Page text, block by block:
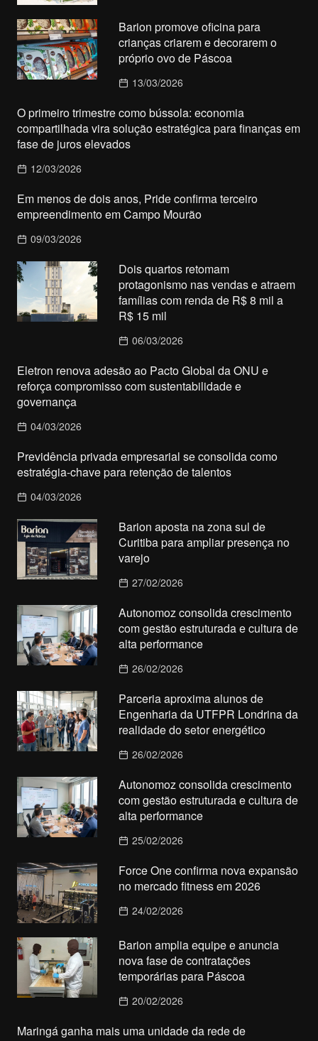
Barion promove oficina para
crianças criarem e decorarem o
próprio ovo de Páscoa
13/03/2026
O primeiro trimestre como bússola: economia
compartilhada vira solução estratégica para finanças em
fase de juros elevados
12/03/2026
Em menos de dois anos, Pride confirma terceiro
empreendimento em Campo Mourão
09/03/2026
Dois quartos retomam
protagonismo nas vendas e atraem
famílias com renda de R$ 8 mil a
R$ 15 mil
06/03/2026
Eletron renova adesão ao Pacto Global da ONU e
reforça compromisso com sustentabilidade e
governança
04/03/2026
Previdência privada empresarial se consolida como
estratégia-chave para retenção de talentos
04/03/2026
Barion aposta na zona sul de
Curitiba para ampliar presença no
varejo
27/02/2026
Autonomoz consolida crescimento
com gestão estruturada e cultura de
alta performance
26/02/2026
Parceria aproxima alunos de
Engenharia da UTFPR Londrina da
realidade do setor energético
26/02/2026
Autonomoz consolida crescimento
com gestão estruturada e cultura de
alta performance
25/02/2026
Force One confirma nova expansão
no mercado fitness em 2026
24/02/2026
Barion amplia equipe e anuncia
nova fase de contratações
temporárias para Páscoa
20/02/2026
Maringá ganha mais uma unidade da rede de